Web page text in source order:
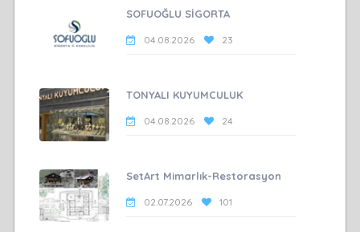
SOFUOĞLU SİGORTA
04.08.2026 23
TONYALI KUYUMCULUK
04.08.2026 24
SetArt Mimarlık-Restorasyon
02.07.2026 101